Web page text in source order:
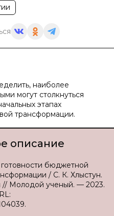
наиболее
могут столкнуться
этапах
трансформации.
описание
бюджетной
/ С. К. Хлыстун.
// Молодой ученый. — 2023.